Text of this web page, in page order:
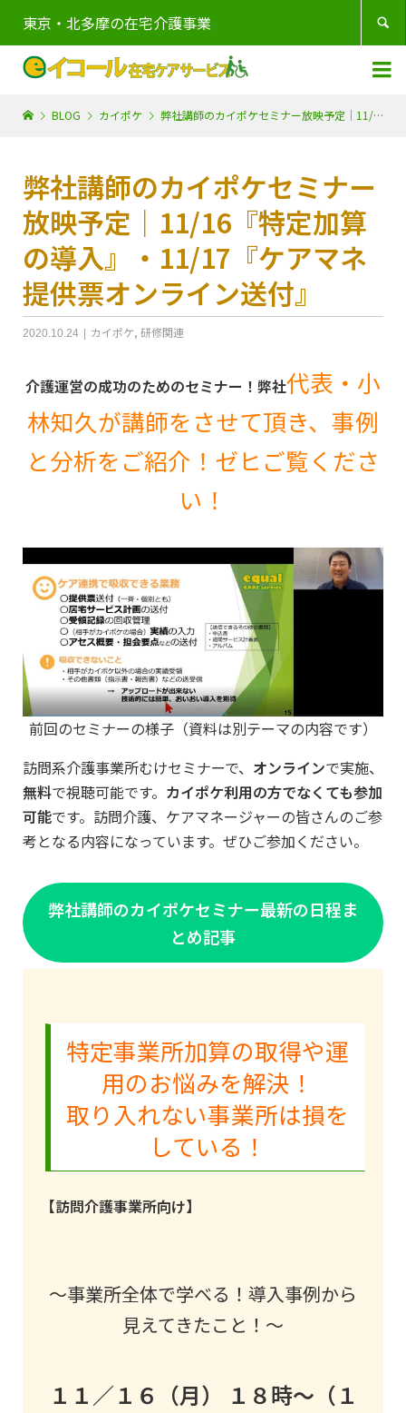
東京・北多摩の在宅介護事業 

BLOG カイポケ 弊社講師のカイポケセミナー放映予定｜11/16『特定加算の導入』・11/17『ケアマネ提供票オンライン送付』
弊社講師のカイポケセミナー
放映予定｜11/16『特定加算
の導入』・11/17『ケアマネ
提供票オンライン送付』
2020.10.24 カイポケ, 研修関連
介護運営の成功のためのセミナー！弊社代表・小
林知久が講師をさせて頂き、事例
と分析をご紹介！ゼヒご覧くださ
い！
前回のセミナーの様子（資料は別テーマの内容です）
訪問系介護事業所むけセミナーで、 オンラインで実施、
無料で視聴可能です。 カイポケ利用の方でなくても参加
可能です。訪問介護、ケアマネージャーの皆さんのご参
考となる内容になっています。ぜひご参加ください。
弊社講師のカイポケセミナー最新の日程ま
とめ記事
特定事業所加算の取得や運
用のお悩みを解決！
取り入れない事業所は損を
している！
【訪問介護事業所向け】
～事業所全体で学べる！導入事例から
見えてきたこと！～
１１／１６（月） １８時～（１